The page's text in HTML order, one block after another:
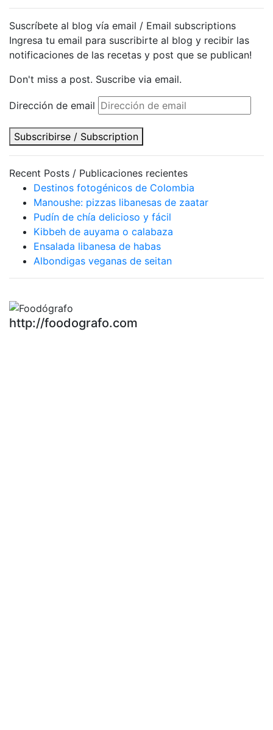
Suscríbete al blog vía email / Email subscriptions
Ingresa tu email para suscribirte al blog y recibir las
notificaciones de las recetas y post que se publican!
Don't miss a post. Suscribe via email.
Dirección de email
Subscribirse / Subscription
Recent Posts / Publicaciones recientes
Destinos fotogénicos de Colombia
Manoushe: pizzas libanesas de zaatar
Pudín de chía delicioso y fácil
Kibbeh de auyama o calabaza
Ensalada libanesa de habas
Albondigas veganas de seitan
http://foodografo.com